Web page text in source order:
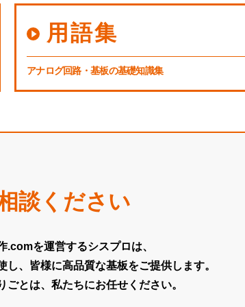
用語集
アナログ回路・基板の基礎知識集
談ください
.comを運営するシスプロは、
、皆様に高品質な基板をご提供します。
とは、私たちにお任せください。